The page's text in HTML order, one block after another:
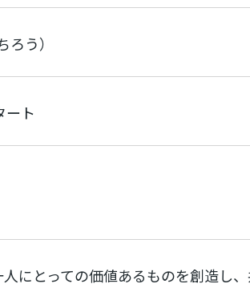
う）
ト
にとっての価値あるものを創造し